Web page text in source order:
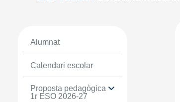
Alumnat
Calendari escolar
Proposta pedagògica
1r ESO 2026-27